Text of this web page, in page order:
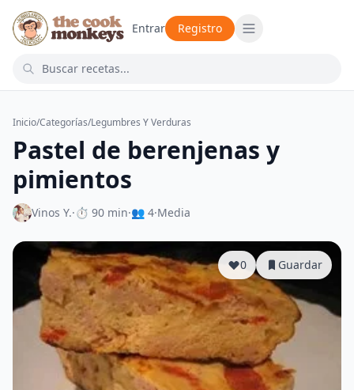
Entrar Registro
Inicio/Categorías/Legumbres Y Verduras
Pastel de berenjenas y
pimientos
Vinos Y.·⏱ 90 min·👥 4·Media
0 Guardar